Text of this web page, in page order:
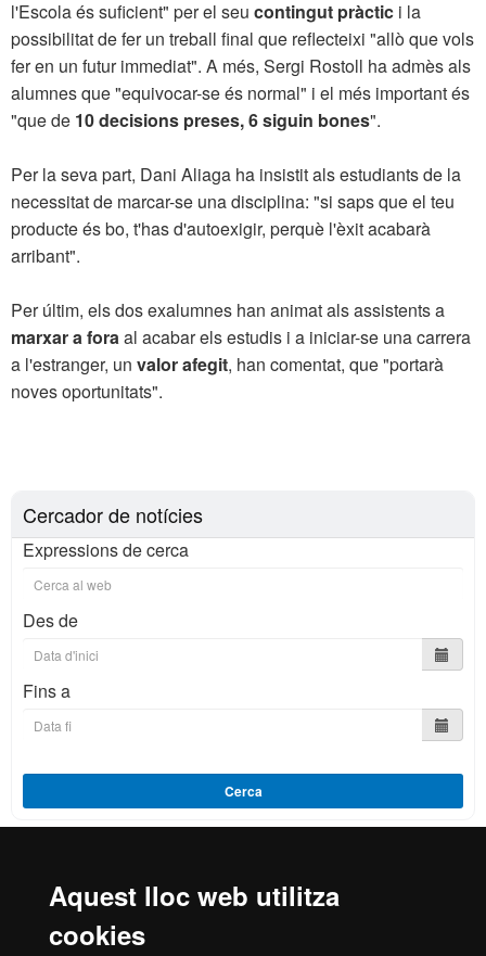
Aquest lloc web utilitza
cookies
l'Escola és suficient" per el seu contingut pràctic i la
possibilitat de fer un treball final que reflecteixi "allò que vols
fer en un futur immediat". A més, Sergi Rostoll ha admès als
alumnes que "equivocar-se és normal" i el més important és
"que de 10 decisions preses, 6 siguin bones".
Per la seva part, Dani Aliaga ha insistit als estudiants de la
necessitat de marcar-se una disciplina: "si saps que el teu
producte és bo, t'has d'autoexigir, perquè l'èxit acabarà
arribant".
Per últim, els dos exalumnes han animat als assistents a
marxar a foraal acabar els estudis i a iniciar-se una carrera
a l'estranger, un valor afegit, han comentat, que "portarà
noves oportunitats".
Cercador de notícies
Expressions de cerca
Des de
Fins a
Cerca
Reconeixement internacional de l'excel·lència